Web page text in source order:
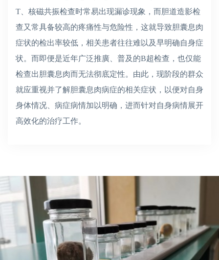
T、核磁共振检查时常易出现漏诊现象，而胆道造影检
查又常具备较高的疼痛性与危险性，这就导致胆囊息肉
症状的检出率较低，相关患者往往难以及早明确自身症
状。而即便是近年广泛推廣、普及的B超检查，也仅能
检查出胆囊息肉而无法彻底定性。由此，现阶段的群众
就应重视并了解胆囊息肉病症的相关症状，以便对自身
身体情况、病症病情加以明确，进而针对自身病情展开
高效化的治疗工作。